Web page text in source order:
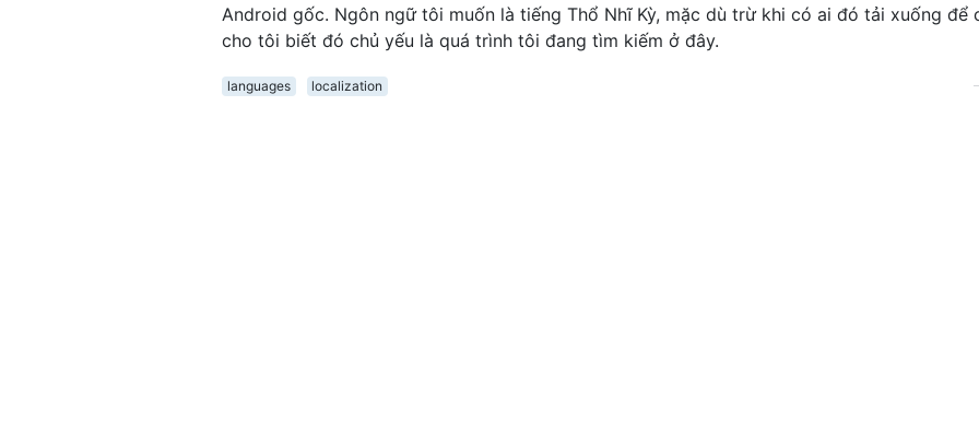
Android gốc. Ngôn ngữ tôi muốn là tiếng Thổ Nhĩ Kỳ, mặc dù trừ khi có ai đó tải xuống để
cho tôi biết đó chủ yếu là quá trình tôi đang tìm kiếm ở đây.
languages localization